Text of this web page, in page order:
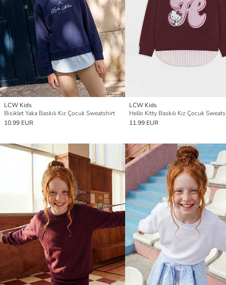
LCW Kids
Bisiklet Yaka Baskılı Kız Çocuk Sweatshirt
10.99 EUR
LCW Kids
Hello Kitty Baskılı Kız Çocuk
11.99 EUR